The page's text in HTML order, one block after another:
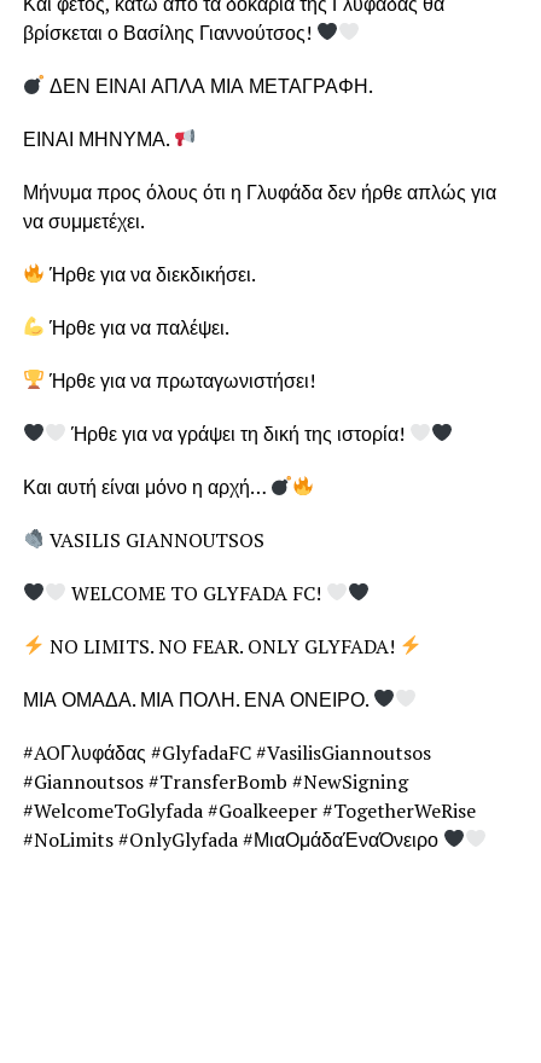
βρίσκεται ο Βασίλης Γιαννούτσος!
ΔΕΝ ΕΙΝΑΙ ΑΠΛΑ ΜΙΑ ΜΕΤΑΓΡΑΦΗ.
ΕΙΝΑΙ ΜΗΝΥΜΑ.
Μήνυμα προς όλους ότι η Γλυφάδα δεν ήρθε απλώς για
να συμμετέχει.
Ήρθε για να διεκδικήσει.
Ήρθε για να παλέψει.
Ήρθε για να πρωταγωνιστήσει!
Ήρθε για να γράψει τη δική της ιστορία!
Και αυτή είναι μόνο η αρχή…
VASILIS GIANNOUTSOS
WELCOME TO GLYFADA FC!
NO LIMITS. NO FEAR. ONLY GLYFADA!
ΜΙΑ ΟΜΑΔΑ. ΜΙΑ ΠΟΛΗ. ΕΝΑ ΟΝΕΙΡΟ.
#AOΓλυφάδας #GlyfadaFC #VasilisGiannoutsos
#Giannoutsos #TransferBomb #NewSigning
#WelcomeToGlyfada #Goalkeeper #TogetherWeRise
#NoLimits #OnlyGlyfada #ΜιαΟμάδαΈναΌνειρο